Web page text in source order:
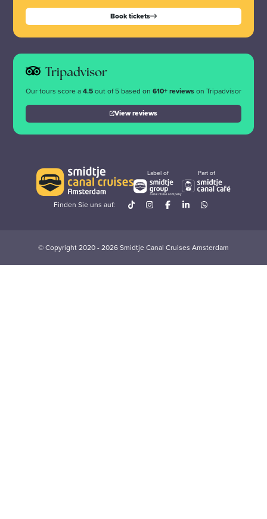
Book tickets
Tripadvisor
Our tours score a4.5out of 5 based on 610+ reviewson Tripadvisor
View reviews
Label of Part of
Finden Sie uns auf:
© Copyright 2020 - 2026 Smidtje Canal Cruises Amsterdam